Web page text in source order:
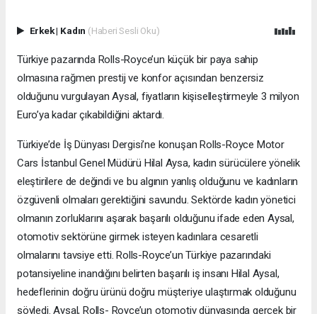
Erkek| Kadın (Haberi Sesli Oku)
Türkiye pazarında Rolls-Royce’un küçük bir paya sahip
olmasına rağmen prestij ve konfor açısından benzersiz
olduğunu vurgulayan Aysal, fiyatların kişiselleştirmeyle 3 milyon
Euro’ya kadar çıkabildiğini aktardı.
Türkiye’de İş Dünyası Dergisi’ne konuşan Rolls-Royce Motor
Cars İstanbul Genel Müdürü Hilal Aysa, kadın sürücülere yönelik
eleştirilere de değindi ve bu algının yanlış olduğunu ve kadınların
özgüvenli olmaları gerektiğini savundu. Sektörde kadın yönetici
olmanın zorluklarını aşarak başarılı olduğunu ifade eden Aysal,
otomotiv sektörüne girmek isteyen kadınlara cesaretli
olmalarını tavsiye etti. Rolls-Royce’un Türkiye pazarındaki
potansiyeline inandığını belirten başarılı iş insanı Hilal Aysal,
hedeflerinin doğru ürünü doğru müşteriye ulaştırmak olduğunu
söyledi. Aysal, Rolls- Royce’un otomotiv dünyasında gerçek bir